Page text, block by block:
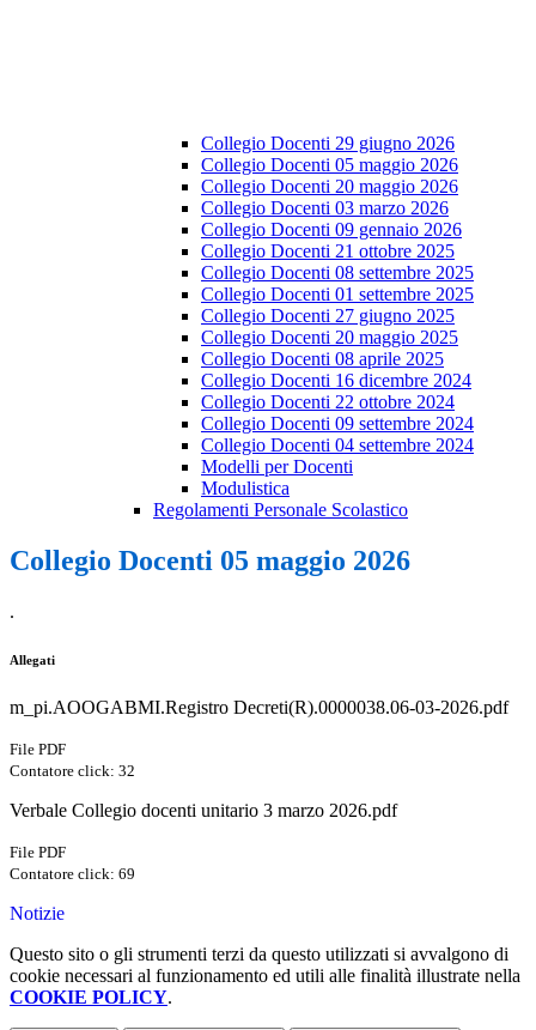
Collegio Docenti 29 giugno 2026
Collegio Docenti 05 maggio 2026
Collegio Docenti 20 maggio 2026
Collegio Docenti 03 marzo 2026
Collegio Docenti 09 gennaio 2026
Collegio Docenti 21 ottobre 2025
Collegio Docenti 08 settembre 2025
Collegio Docenti 01 settembre 2025
Collegio Docenti 27 giugno 2025
Collegio Docenti 20 maggio 2025
Collegio Docenti 08 aprile 2025
Collegio Docenti 16 dicembre 2024
Collegio Docenti 22 ottobre 2024
Collegio Docenti 09 settembre 2024
Collegio Docenti 04 settembre 2024
Modelli per Docenti
Modulistica
Regolamenti Personale Scolastico
Collegio Docenti 05 maggio 2026
.
Allegati
m_pi.AOOGABMI.Registro Decreti(R).0000038.06-03-2026.pdf
File PDF
Contatore click: 32
Verbale Collegio docenti unitario 3 marzo 2026.pdf
File PDF
Contatore click: 69
Notizie
Questo sito o gli strumenti terzi da questo utilizzati si avvalgono di
cookie necessari al funzionamento ed utili alle finalità illustrate nella
COOKIE POLICY.